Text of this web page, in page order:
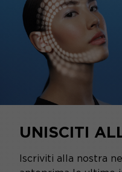
UNISCITI
Iscriviti alla nostra